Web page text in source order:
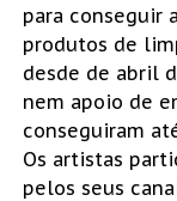
para conseguir
produtos de
desde de abril
nem apoio de
conseguiram
Os artistas
pelos seus